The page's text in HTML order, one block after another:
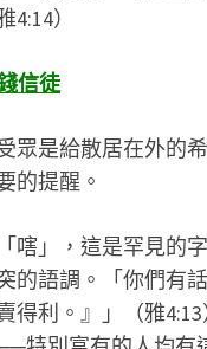
）
信徒
眾是給散居在外的
的提醒。
嗐」，這是罕見的
的語調。「你們有
得利。』」（雅